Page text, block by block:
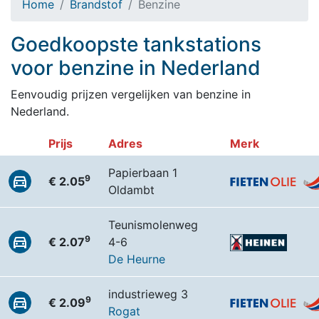
Home Brandstof Benzine
Goedkoopste tankstations
voor benzine in Nederland
Eenvoudig prijzen vergelijken van benzine in
Nederland.
Prijs Adres Merk
€ 2.059
Papierbaan 1
Oldambt
€ 2.079
Teunismolenweg
4-6
De Heurne
€ 2.099
industrieweg 3
Rogat